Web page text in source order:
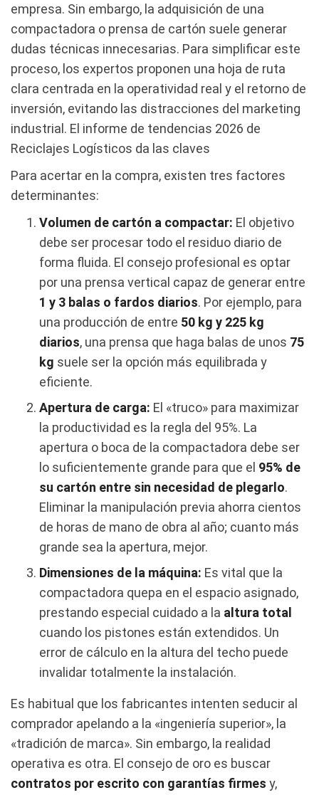
empresa. Sin embargo, la adquisición de una
compactadora o prensa de cartón suele generar
dudas técnicas innecesarias. Para simplificar este
proceso, los expertos proponen una hoja de ruta
clara centrada en la operatividad real y el retorno de
inversión, evitando las distracciones del marketing
industrial. El informe de tendencias 2026 de
Reciclajes Logísticos da las claves
Para acertar en la compra, existen tres factores
determinantes:
Volumen de cartón a compactar: El objetivo
debe ser procesar todo el residuo diario de
forma fluida. El consejo profesional es optar
por una prensa vertical capaz de generar entre
1 y 3 balas o fardos diarios. Por ejemplo, para
una producción de entre 50 kg y 225 kg
diarios, una prensa que haga balas de unos 75
kg suele ser la opción más equilibrada y
eficiente.
Apertura de carga: El «truco» para maximizar
la productividad es la regla del 95%. La
apertura o boca de la compactadora debe ser
lo suficientemente grande para que el 95% de
su cartón entre sin necesidad de plegarlo.
Eliminar la manipulación previa ahorra cientos
de horas de mano de obra al año; cuanto más
grande sea la apertura, mejor.
Dimensiones de la máquina: Es vital que la
compactadora quepa en el espacio asignado,
prestando especial cuidado a la altura total
cuando los pistones están extendidos. Un
error de cálculo en la altura del techo puede
invalidar totalmente la instalación.
Es habitual que los fabricantes intenten seducir al
comprador apelando a la «ingeniería superior», la
«tradición de marca». Sin embargo, la realidad
operativa es otra. El consejo de oro es buscar
contratos por escrito con garantías firmes y,